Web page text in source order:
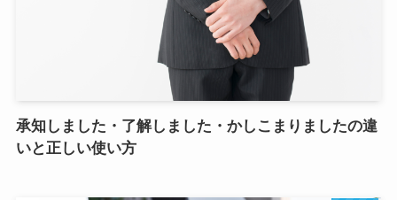
承知しました・了解しました・かしこまりましたの違
いと正しい使い方